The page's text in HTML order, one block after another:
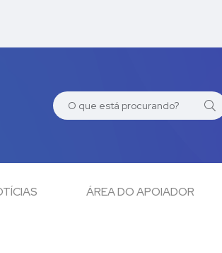
ÁREA DO APOIADOR